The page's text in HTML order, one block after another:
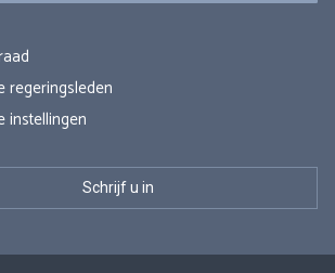
regeringsleden
instellingen